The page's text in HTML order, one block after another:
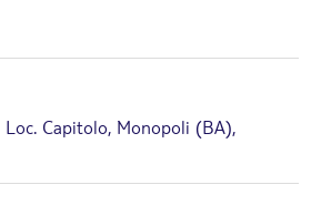
Capitolo, Monopoli (BA),